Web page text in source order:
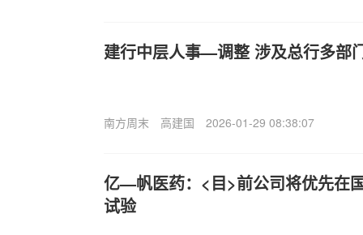
建行中层人事—调整 涉及总行多部
南方周末 高建国 2026-01-29 08:38:07
亿—帆医药：<目>前公司将优先在
试验